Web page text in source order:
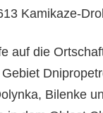
Kamikaze-
auf die
Bilenke